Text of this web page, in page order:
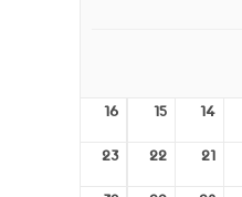
14
15
16
21
22
23